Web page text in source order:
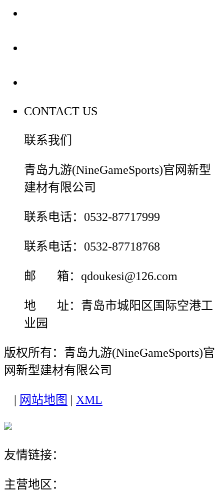
CONTACT US
联系我们
青岛九游(NineGameSports)官网新型
建材有限公司
联系电话：0532-87717999
联系电话：0532-87718768
邮 箱：qdoukesi@126.com
地 址：青岛市城阳区国际空港工
业园
版权所有：青岛九游(NineGameSports)官
网新型建材有限公司
网站地图 XML
友情链接：
主营地区：